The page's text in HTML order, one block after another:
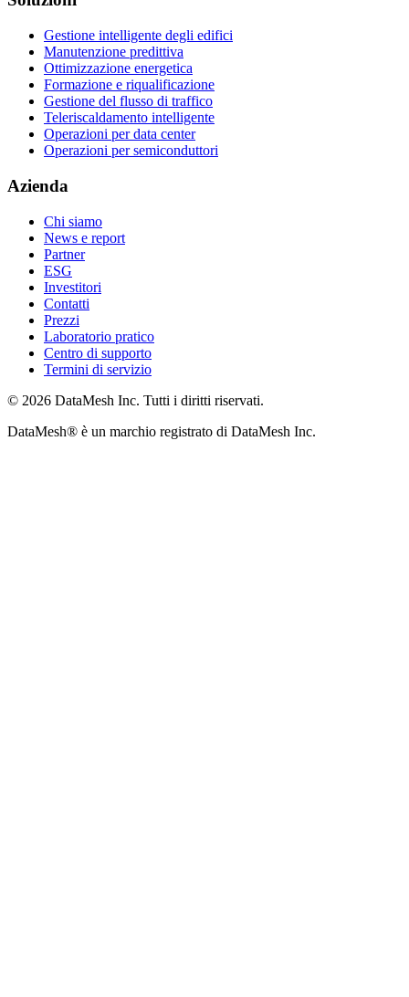
Gestione intelligente degli edifici
Manutenzione predittiva
Ottimizzazione energetica
Formazione e riqualificazione
Gestione del flusso di traffico
Teleriscaldamento intelligente
Operazioni per data center
Operazioni per semiconduttori
Azienda
Chi siamo
News e report
Partner
ESG
Investitori
Contatti
Prezzi
Laboratorio pratico
Centro di supporto
Termini di servizio
© 2026 DataMesh Inc. Tutti i diritti riservati.
DataMesh® è un marchio registrato di DataMesh Inc.